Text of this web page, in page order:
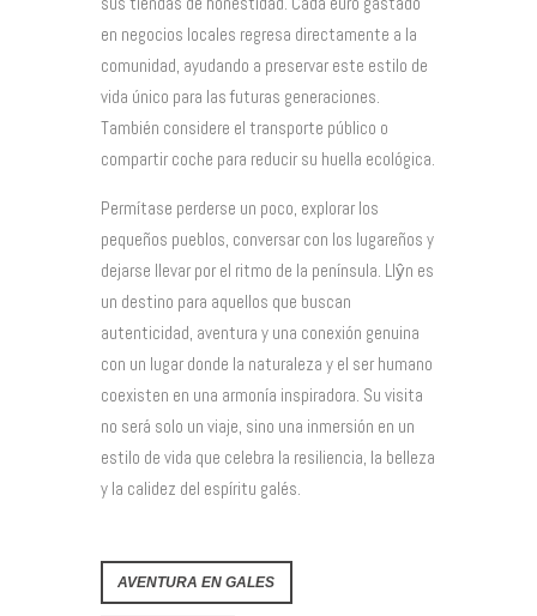
en negocios locales regresa directamente a la
comunidad, ayudando a preservar este estilo de
vida único para las futuras generaciones.
También considere el transporte público o
compartir coche para reducir su huella ecológica.
Permítase perderse un poco, explorar los
pequeños pueblos, conversar con los lugareños y
dejarse llevar por el ritmo de la península. Llŷn es
un destino para aquellos que buscan
autenticidad, aventura y una conexión genuina
con un lugar donde la naturaleza y el ser humano
coexisten en una armonía inspiradora. Su visita
no será solo un viaje, sino una inmersión en un
estilo de vida que celebra la resiliencia, la belleza
y la calidez del espíritu galés.
AVENTURA EN GALES